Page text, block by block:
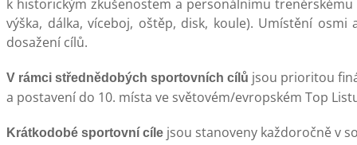
k historickým zkušenostem a personálnímu
výška, dálka, víceboj, oštěp, disk, koule). Umístění
dosažení cílů.
V rámci střednědobých sportovních cílů jsou prioritou
a postavení do 10. místa ve světovém/evropském Top
Krátkodobé sportovní cíle jsou stanoveny každoročně v